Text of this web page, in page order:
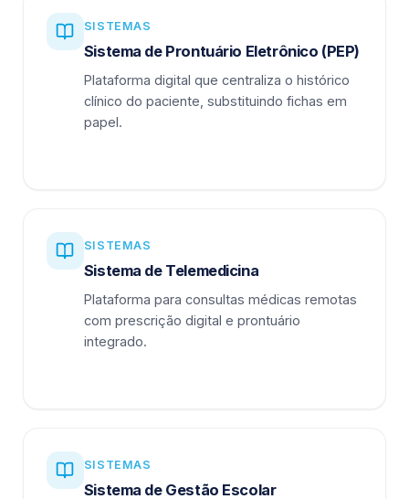
SISTEMAS
Sistema de Prontuário Eletrônico (PEP)
Plataforma digital que centraliza o histórico
clínico do paciente, substituindo fichas em
papel.
SISTEMAS
Sistema de Telemedicina
Plataforma para consultas médicas remotas
com prescrição digital e prontuário
integrado.
SISTEMAS
Sistema de Gestão Escolar